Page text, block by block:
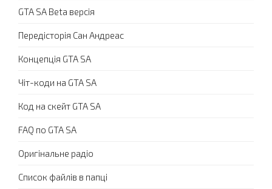
GTA SA Beta версія
Передісторія Сан Андреас
Концепція GTA SA
Чіт-коди на GTA SA
Код на скейт GTA SA
FAQ по GTA SA
Оригінальне радіо
Список файлів в папці